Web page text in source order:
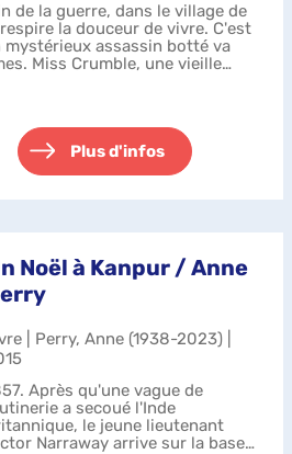
de la guerre, dans le village de
la douceur de vivre. C'est
assassin botté va
Miss Crumble, une vieille
Plus d'infos
Noël à Kanpur / Anne
| Perry, Anne (1938-2023) |
Après qu'une vague de
a secoué l'Inde
le jeune lieutenant
Narraway arrive sur la base